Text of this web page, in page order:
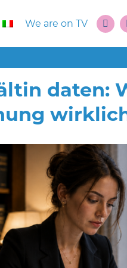
We are on TV
daten: